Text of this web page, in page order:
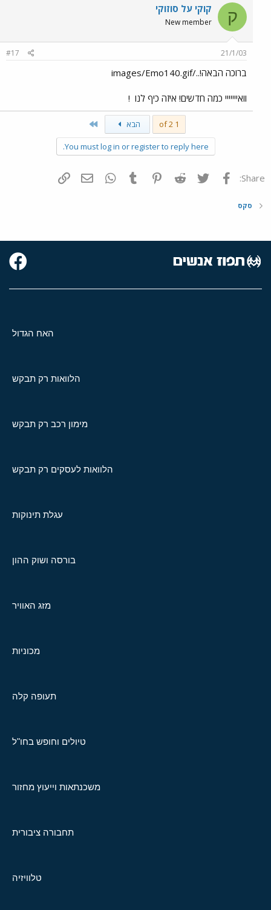
ק קוקי על סוזוקי
New member
21/1/03
#17
ברוכה הבאה!../images/Emo140.gif
וואייייייי כמה חדשים! איזה כיף לנו !
1 of 2 הבא
You must log in or register to reply here.
Share: פייסבוק Twitter
Reddit
Pinterest
Tumblr
WhatsAppדואר אלקטרוני
סקס
האח הגדול
הלוואות רק תבקש
מימון רכב רק תבקש
הלוואות לעסקים רק תבקש
עגלת תינוקות
בורסה ושוק ההון
מזג האוויר
מכוניות
תעופה קלה
טיולים וחופש בחו"ל
משכנתאות וייעוץ מחזור
תחבורה ציבורית
טלוויזיה